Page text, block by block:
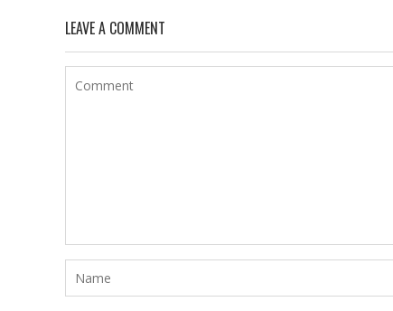
LEAVE A COMMENT